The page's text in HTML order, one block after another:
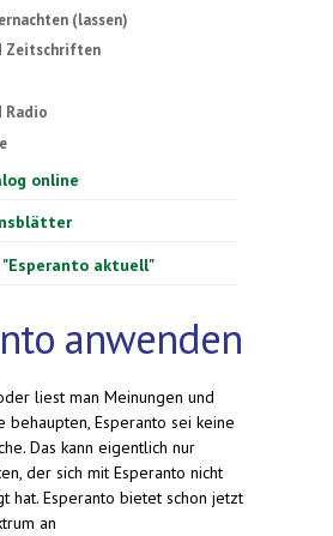
(lassen)
Zeitschriften
Radio
online
aktuell"
anwenden
liest man Meinungen und
behaupten, Esperanto sei keine
Das kann eigentlich nur
der sich mit Esperanto nicht
hat. Esperanto bietet schon jetzt
an